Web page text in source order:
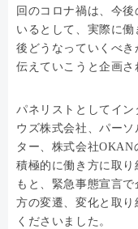
回のコロナ禍は、今
いるとして、実際に
後どうなっていくべ
伝えていこうと企画さ
パネリストとしてイ
ウズ株式会社、パー
ター、株式会社OKAN
積極的に働き方に取
もと、緊急事態宣言
方の変遷、変化と取
くださいました。